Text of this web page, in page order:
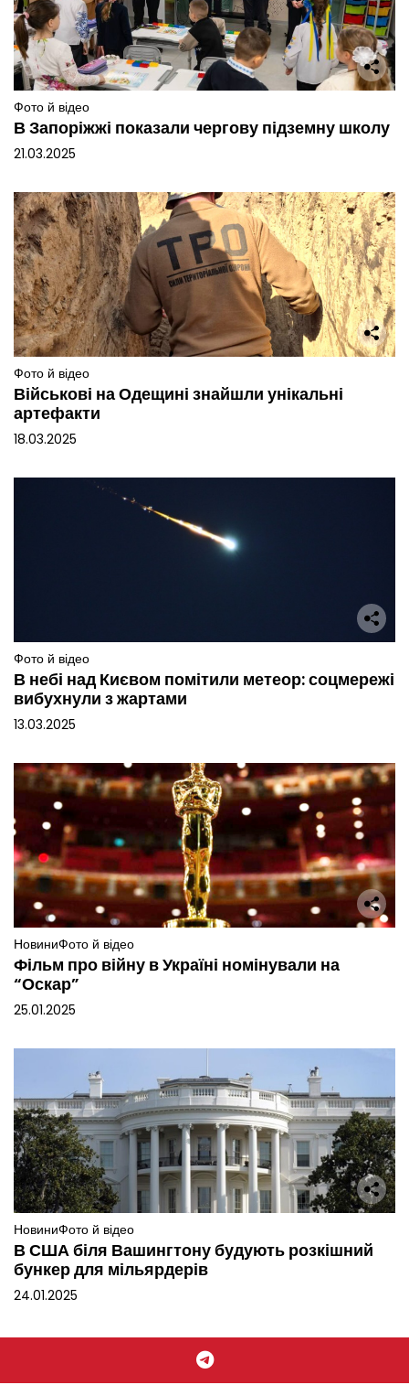
Фото й відео
В Запоріжжі показали чергову підземну школу
21.03.2025
Фото й відео
Військові на Одещині знайшли унікальні
артефакти
18.03.2025
Фото й відео
В небі над Києвом помітили метеор: соцмережі
вибухнули з жартами
13.03.2025
НовиниФото й відео
Фільм про війну в Україні номінували на
“Оскар”
25.01.2025
НовиниФото й відео
В США біля Вашингтону будують розкішний
бункер для мільярдерів
24.01.2025